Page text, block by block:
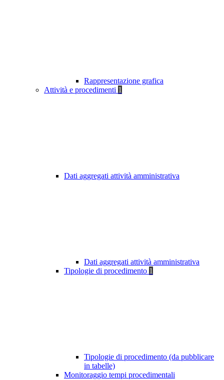
Rappresentazione grafica
Attività e procedimenti 1
Dati aggregati attività amministrativa
Dati aggregati attività amministrativa
Tipologie di procedimento 1
Tipologie di procedimento (da pubblicare
in tabelle)
Monitoraggio tempi procedimentali